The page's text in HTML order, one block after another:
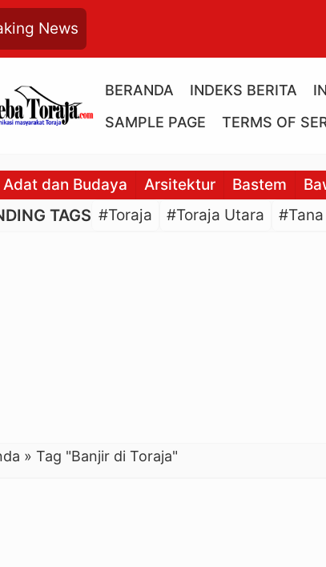
News
BERANDA INDEKS BERITA
SAMPLE PAGE
TERMS OF
Adat dan Budaya Arsitektur Bastem
TAGS #Toraja #Toraja Utara
» Tag "Banjir di Toraja"